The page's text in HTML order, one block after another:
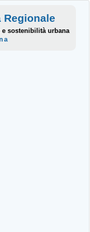
Regionale
sostenibilità urbana